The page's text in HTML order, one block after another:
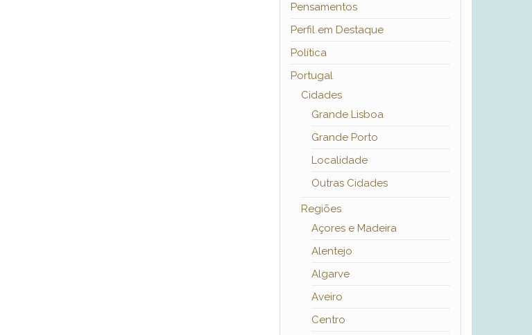
Pensamentos
Perfil em Destaque
Política
Portugal
Cidades
Grande Lisboa
Grande Porto
Localidade
Outras Cidades
Regiões
Açores e Madeira
Alentejo
Algarve
Aveiro
Centro